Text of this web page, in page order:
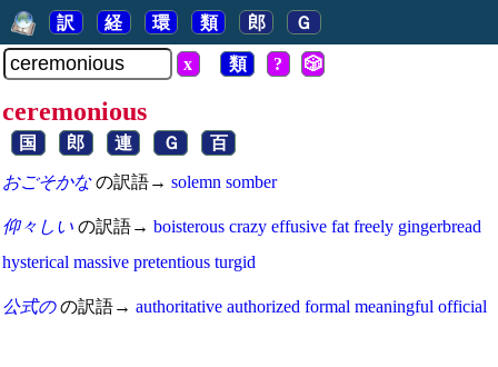
訳 経 環 類 郎 Ｇ
x 類 ? 🎲
ceremonious
国 郎 連 Ｇ 百
おごそかなの訳語→ solemn somber
仰々しい の訳語→ boisterous crazy effusive fat freely gingerbread
hysterical massive pretentious turgid
公式のの訳語→ authoritative authorized formal meaningful official